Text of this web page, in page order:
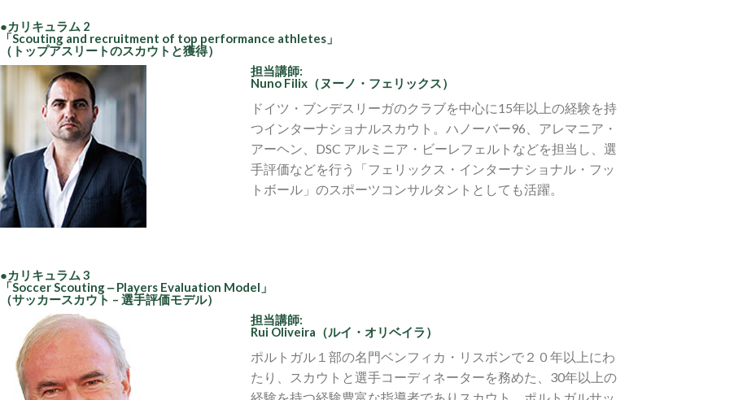
●カリキュラム 2
「Scouting and recruitment of top performance athletes」
（トップアスリートのスカウトと獲得）
担当講師:
Nuno Filix（ヌーノ・フェリックス）
ドイツ・ブンデスリーガのクラブを中心に15年以上の経験を持
つインターナショナルスカウト。ハノーバー96、アレマニア・
アーヘン、DSC アルミニア・ビーレフェルトなどを担当し、選
手評価などを行う「フェリックス・インターナショナル・フッ
トボール」のスポーツコンサルタントとしても活躍。
●カリキュラム 3
「Soccer Scouting ‒ Players Evaluation Model」
（サッカースカウト – 選手評価モデル）
担当講師:
Rui Oliveira（ルイ・オリベイラ）
ポルトガル１部の名門ベンフィカ・リスボンで２０年以上にわ
たり、スカウトと選手コーディネーターを務めた、30年以上の